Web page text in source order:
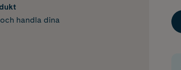
handla dina